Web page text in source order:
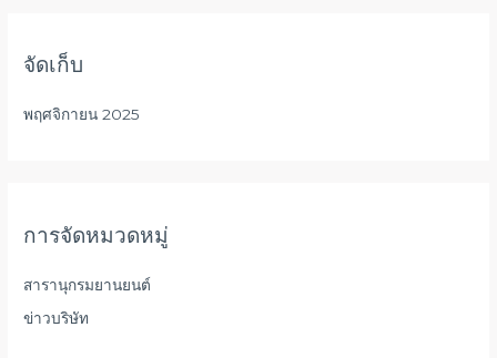
จัดเก็บ
พฤศจิกายน 2025
การจัดหมวดหมู่
สารานุกรมยานยนต์
ข่าวบริษัท